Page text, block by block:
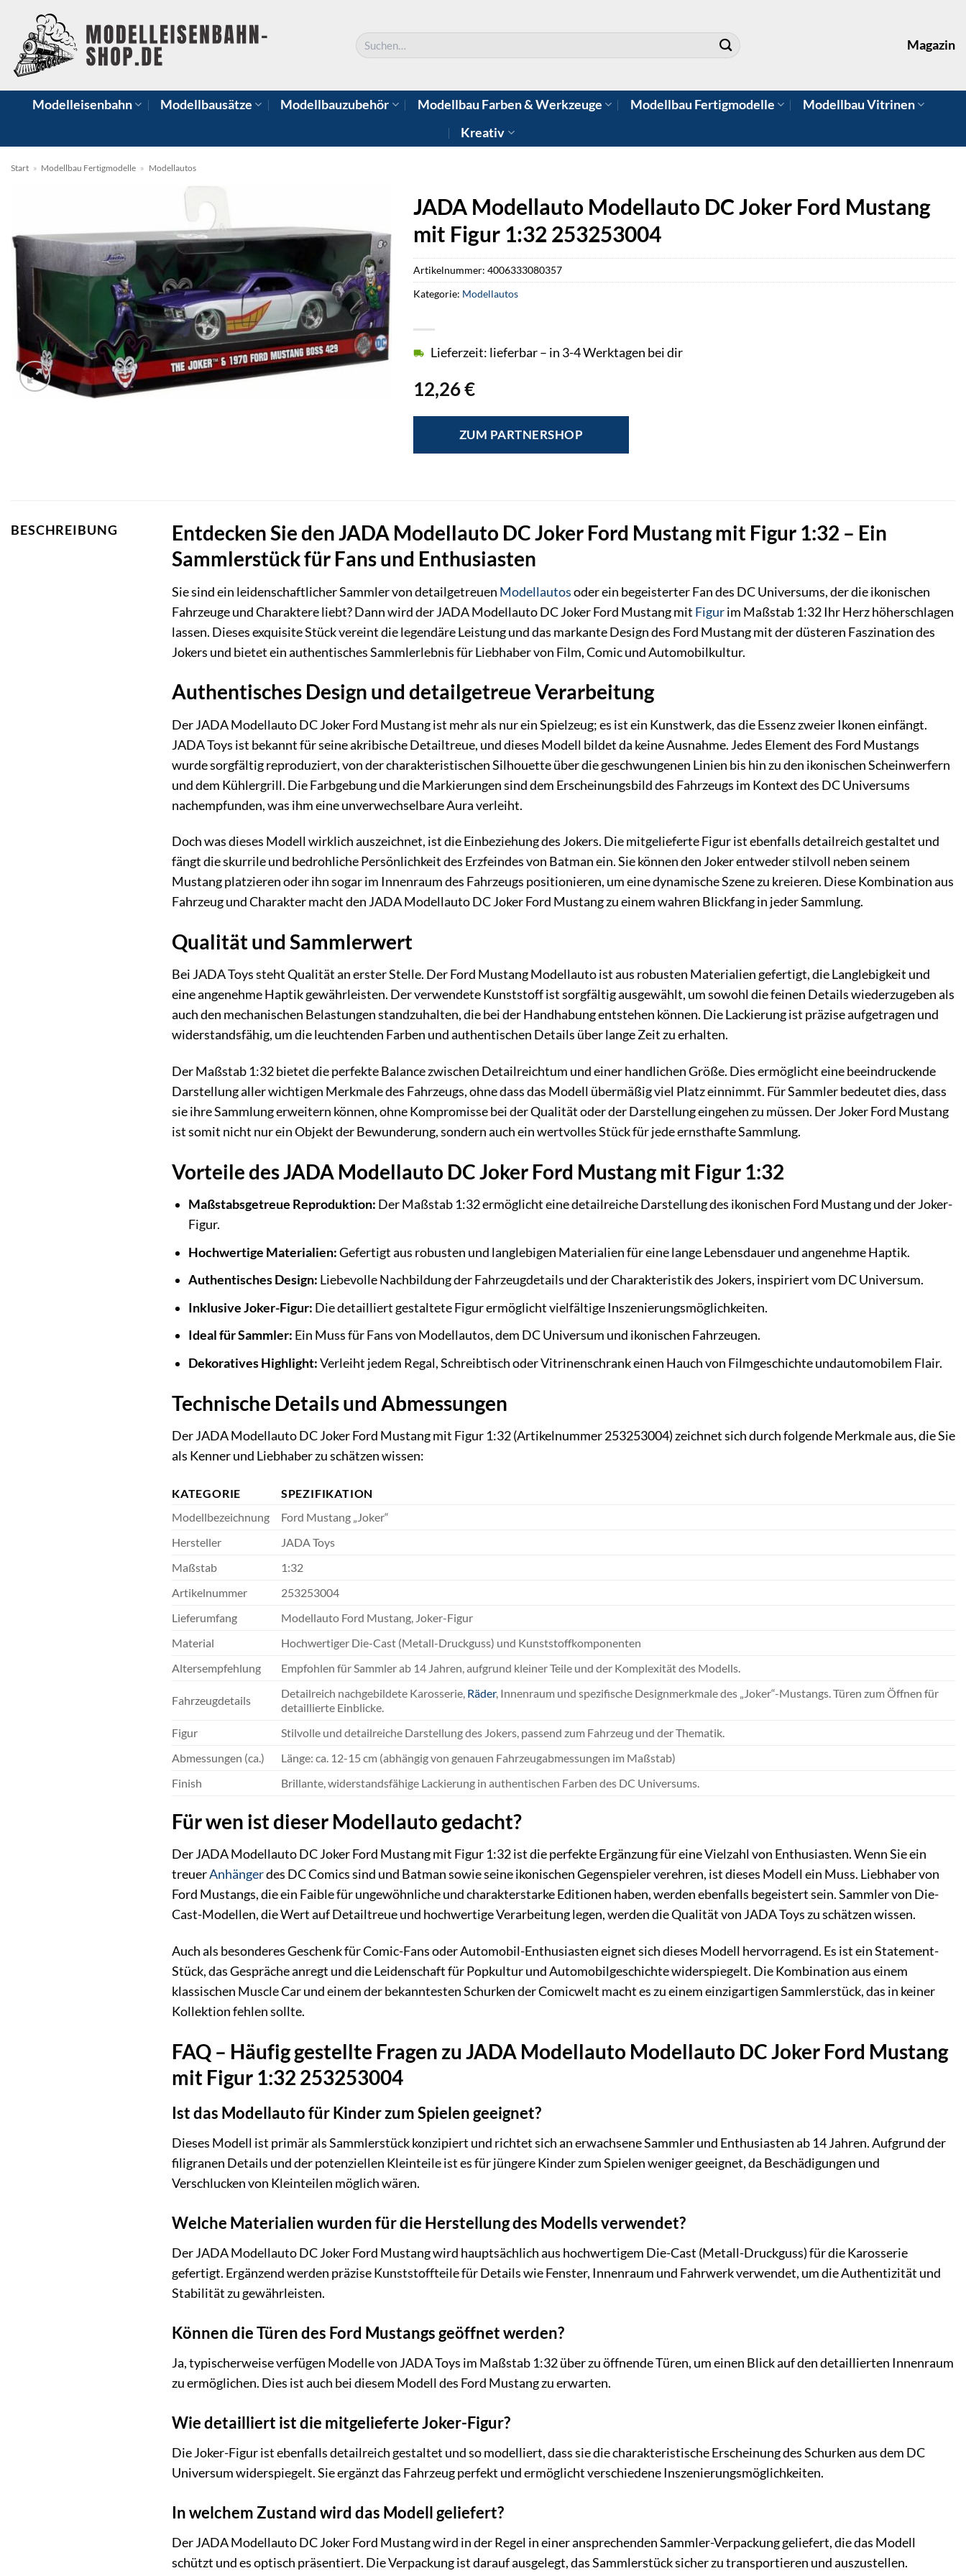
Inhalt
springen
Suchen
nach:
Magazin
Modelleisenbahn Modellbausätze Modellbauzubehör Modellbau Farben & Werkzeuge Modellbau Fertigmodelle
Modellbau Vitrinen
Kreativ
Start » Modellbau Fertigmodelle » Modellautos
JADA Modellauto Modellauto DC Joker Ford Mustang
mit Figur 1:32 253253004
12,26€
Lieferzeit: lieferbar – in 3-4 Werktagen bei dir
ZUM PARTNERSHOP
Artikelnummer: 4006333080357
Kategorie: Modellautos
BESCHREIBUNG
Entdecken Sie den JADA Modellauto DC Joker Ford Mustang mit Figur 1:32 – Ein
Sammlerstück für Fans und Enthusiasten
Sie sind ein leidenschaftlicher Sammler von detailgetreuen Modellautosoder ein begeisterter Fan des DC Universums, der die ikonischen
Fahrzeuge und Charaktere liebt? Dann wird der JADA Modellauto DC Joker Ford Mustang mit Figurim Maßstab 1:32 Ihr Herz höherschlagen
lassen. Dieses exquisite Stück vereint die legendäre Leistung und das markante Design des Ford Mustang mit der düsteren Faszination des
Jokers und bietet ein authentisches Sammlerlebnis für Liebhaber von Film, Comic und Automobilkultur.
Authentisches Design und detailgetreue Verarbeitung
Der JADA Modellauto DC Joker Ford Mustang ist mehr als nur ein Spielzeug; es ist ein Kunstwerk, das die Essenz zweier Ikonen einfängt.
JADA Toys ist bekannt für seine akribische Detailtreue, und dieses Modell bildet da keine Ausnahme. Jedes Element des Ford Mustangs
wurde sorgfältig reproduziert, von der charakteristischen Silhouette über die geschwungenen Linien bis hin zu den ikonischen Scheinwerfern
und dem Kühlergrill. Die Farbgebung und die Markierungen sind dem Erscheinungsbild des Fahrzeugs im Kontext des DC Universums
nachempfunden, was ihm eine unverwechselbare Aura verleiht.
Doch was dieses Modell wirklich auszeichnet, ist die Einbeziehung des Jokers. Die mitgelieferte Figur ist ebenfalls detailreich gestaltet und
fängt die skurrile und bedrohliche Persönlichkeit des Erzfeindes von Batman ein. Sie können den Joker entweder stilvoll neben seinem
Mustang platzieren oder ihn sogar im Innenraum des Fahrzeugs positionieren, um eine dynamische Szene zu kreieren. Diese Kombination aus
Fahrzeug und Charakter macht den JADA Modellauto DC Joker Ford Mustang zu einem wahren Blickfang in jeder Sammlung.
Qualität und Sammlerwert
Bei JADA Toys steht Qualität an erster Stelle. Der Ford Mustang Modellauto ist aus robusten Materialien gefertigt, die Langlebigkeit und
eine angenehme Haptik gewährleisten. Der verwendete Kunststoff ist sorgfältig ausgewählt, um sowohl die feinen Details wiederzugeben als
auch den mechanischen Belastungen standzuhalten, die bei der Handhabung entstehen können. Die Lackierung ist präzise aufgetragen und
widerstandsfähig, um die leuchtenden Farben und authentischen Details über lange Zeit zu erhalten.
Der Maßstab 1:32 bietet die perfekte Balance zwischen Detailreichtum und einer handlichen Größe. Dies ermöglicht eine beeindruckende
Darstellung aller wichtigen Merkmale des Fahrzeugs, ohne dass das Modell übermäßig viel Platz einnimmt. Für Sammler bedeutet dies, dass
sie ihre Sammlung erweitern können, ohne Kompromisse bei der Qualität oder der Darstellung eingehen zu müssen. Der Joker Ford Mustang
ist somit nicht nur ein Objekt der Bewunderung, sondern auch ein wertvolles Stück für jede ernsthafte Sammlung.
Vorteile des JADA Modellauto DC Joker Ford Mustang mit Figur 1:32
Maßstabsgetreue Reproduktion: Der Maßstab 1:32 ermöglicht eine detailreiche Darstellung des ikonischen Ford Mustang und der Joker-
Figur.
Hochwertige Materialien:Gefertigt aus robusten und langlebigen Materialien für eine lange Lebensdauer und angenehme Haptik.
Authentisches Design: Liebevolle Nachbildung der Fahrzeugdetails und der Charakteristik des Jokers, inspiriert vom DC Universum.
Inklusive Joker-Figur: Die detailliert gestaltete Figur ermöglicht vielfältige Inszenierungsmöglichkeiten.
Ideal für Sammler: Ein Muss für Fans von Modellautos, dem DC Universum und ikonischen Fahrzeugen.
Dekoratives Highlight:Verleiht jedem Regal, Schreibtisch oder Vitrinenschrank einen Hauch von Filmgeschichte undautomobilem Flair.
Technische Details und Abmessungen
Der JADA Modellauto DC Joker Ford Mustang mit Figur 1:32 (Artikelnummer 253253004) zeichnet sich durch folgende Merkmale aus, die Sie
als Kenner und Liebhaber zu schätzen wissen:
KATEGORIE
SPEZIFIKATION
Modellbezeichnung
Ford Mustang „Joker“
Hersteller
JADA Toys
Maßstab
1:32
Artikelnummer
253253004
Lieferumfang
Modellauto Ford Mustang, Joker-Figur
Material
Hochwertiger Die-Cast (Metall-Druckguss) und Kunststoffkomponenten
Altersempfehlung
Empfohlen für Sammler ab 14 Jahren, aufgrund kleiner Teile und der Komplexität des Modells.
Fahrzeugdetails
Detailreich nachgebildete Karosserie, Räder, Innenraum und spezifische Designmerkmale des „Joker“-Mustangs. Türen zum Öffnen für
detaillierte Einblicke.
Figur
Stilvolle und detailreiche Darstellung des Jokers, passend zum Fahrzeug und der Thematik.
Abmessungen (ca.)
Länge: ca. 12-15 cm (abhängig von genauen Fahrzeugabmessungen im Maßstab)
Finish
Brillante, widerstandsfähige Lackierung in authentischen Farben des DC Universums.
Für wen ist dieser Modellauto gedacht?
Der JADA Modellauto DC Joker Ford Mustang mit Figur 1:32 ist die perfekte Ergänzung für eine Vielzahl von Enthusiasten. Wenn Sie ein
treuerAnhängerdes DC Comics sind und Batman sowie seine ikonischen Gegenspieler verehren, ist dieses Modell ein Muss. Liebhaber von
Ford Mustangs, die ein Faible für ungewöhnliche und charakterstarke Editionen haben, werden ebenfalls begeistert sein. Sammler von Die-
Cast-Modellen, die Wert auf Detailtreue und hochwertige Verarbeitung legen, werden die Qualität von JADA Toys zu schätzen wissen.
Auch als besonderes Geschenk für Comic-Fans oder Automobil-Enthusiasten eignet sich dieses Modell hervorragend. Es ist ein Statement-
Stück, das Gespräche anregt und die Leidenschaft für Popkultur und Automobilgeschichte widerspiegelt. Die Kombination aus einem
klassischen Muscle Car und einem der bekanntesten Schurken der Comicwelt macht es zu einem einzigartigen Sammlerstück, das in keiner
Kollektion fehlen sollte.
FAQ – Häufig gestellte Fragen zu JADA Modellauto Modellauto DC Joker Ford Mustang
mit Figur 1:32 253253004
Ist das Modellauto für Kinder zum Spielen geeignet?
Dieses Modell ist primär als Sammlerstück konzipiert und richtet sich an erwachsene Sammler und Enthusiasten ab 14 Jahren. Aufgrund der
filigranen Details und der potenziellen Kleinteile ist es für jüngere Kinder zum Spielen weniger geeignet, da Beschädigungen und
Verschlucken von Kleinteilen möglich wären.
Welche Materialien wurden für die Herstellung des Modells verwendet?
Der JADA Modellauto DC Joker Ford Mustang wird hauptsächlich aus hochwertigem Die-Cast (Metall-Druckguss) für die Karosserie
gefertigt. Ergänzend werden präzise Kunststoffteile für Details wie Fenster, Innenraum und Fahrwerk verwendet, um die Authentizität und
Stabilität zu gewährleisten.
Können die Türen des Ford Mustangs geöffnet werden?
Ja, typischerweise verfügen Modelle von JADA Toys im Maßstab 1:32 über zu öffnende Türen, um einen Blick auf den detaillierten Innenraum
zu ermöglichen. Dies ist auch bei diesem Modell des Ford Mustang zu erwarten.
Wie detailliert ist die mitgelieferte Joker-Figur?
Die Joker-Figur ist ebenfalls detailreich gestaltet und so modelliert, dass sie die charakteristische Erscheinung des Schurken aus dem DC
Universum widerspiegelt. Sie ergänzt das Fahrzeug perfekt und ermöglicht verschiedene Inszenierungsmöglichkeiten.
In welchem Zustand wird das Modell geliefert?
Der JADA Modellauto DC Joker Ford Mustang wird in der Regel in einer ansprechenden Sammler-Verpackung geliefert, die das Modell
schützt und es optisch präsentiert. Die Verpackung ist darauf ausgelegt, das Sammlerstück sicher zu transportieren und auszustellen.